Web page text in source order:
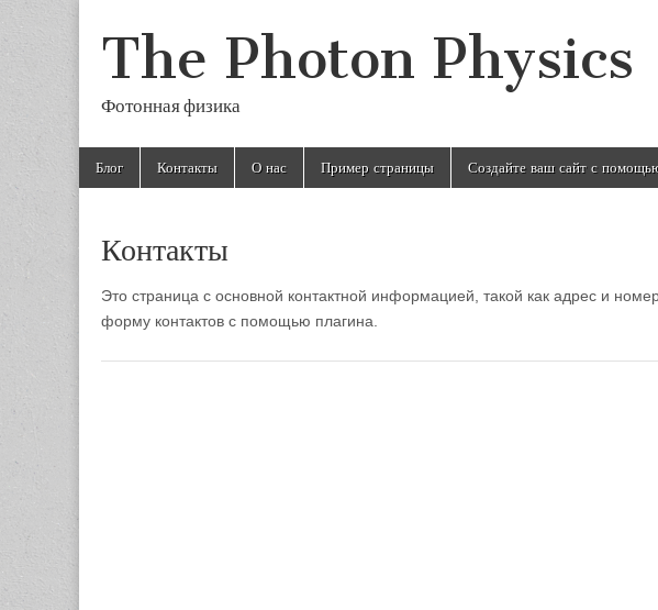
The Photon Physics
Фотонная физика
Main
menu
Блог Контакты О нас Пример страницы Создайте ваш сайт с
Контакты
Это страница с основной контактной информацией, такой как адрес и
форму контактов с помощью плагина.